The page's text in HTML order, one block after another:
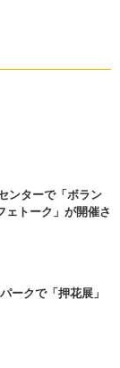
ンターで「ボラン
ェトーク」が開催さ
ークで「押花展」